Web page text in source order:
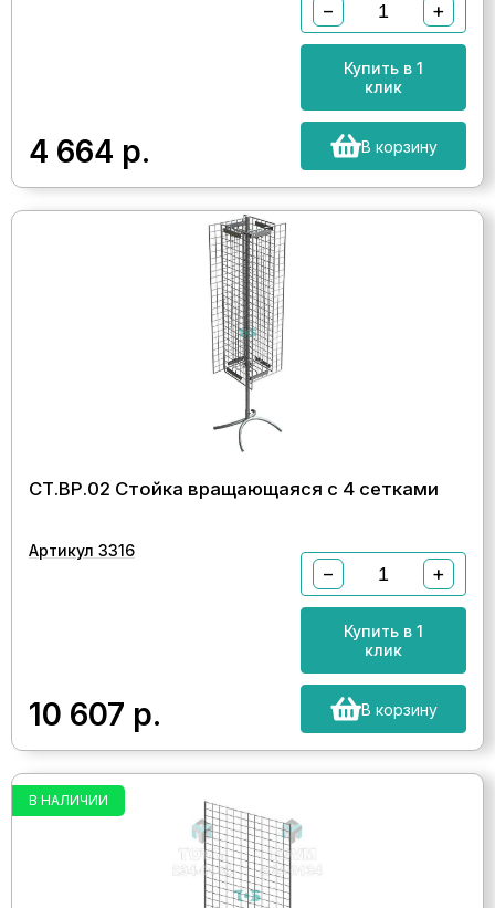
4 664 р.
− +
Купить в 1
клик
В корзину
СТ.ВР.02 Стойка вращающаяся с 4 сетками
Артикул 3316
10 607 р.
− +
Купить в 1
клик
В корзину
В НАЛИЧИИ